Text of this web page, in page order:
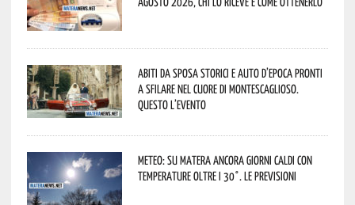
Abiti da sposa storici e auto d’epoca pronti
a sfilare nel cuore di Montescaglioso.
Questo l’evento
Meteo: su Matera ancora giorni caldi con
temperature oltre i 30°. Le previsioni